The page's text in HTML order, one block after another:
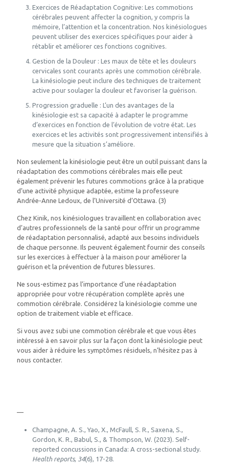
Exercices de Réadaptation Cognitive: Les commotions
cérébrales peuvent affecter la cognition, y compris la
mémoire, l’attention et la concentration. Nos kinésiologues
peuvent utiliser des exercices spécifiques pour aider à
rétablir et améliorer ces fonctions cognitives.
Gestion de la Douleur : Les maux de tête et les douleurs
cervicales sont courants après une commotion cérébrale.
La kinésiologie peut inclure des techniques de traitement
active pour soulager la douleur et favoriser la guérison.
Progression graduelle : L’un des avantages de la
kinésiologie est sa capacité à adapter le programme
d’exercices en fonction de l’évolution de votre état. Les
exercices et les activités sont progressivement intensifiés à
mesure que la situation s’améliore.
Non seulement la kinésiologie peut être un outil puissant dans la
réadaptation des commotions cérébrales mais elle peut
également prévenir les futures commotions grâce à la pratique
d’une activité physique adaptée, estime la professeure
Andrée‑Anne Ledoux, de l’Université d’Ottawa. (3)
Chez Kinik, nos kinésiologues travaillent en collaboration avec
d’autres professionnels de la santé pour offrir un programme
de réadaptation personnalisé, adapté aux besoins individuels
de chaque personne. Ils peuvent également fournir des conseils
sur les exercices à effectuer à la maison pour améliorer la
guérison et la prévention de futures blessures.
Ne sous-estimez pas l’importance d’une réadaptation
appropriée pour votre récupération complète après une
commotion cérébrale. Considérez la kinésiologie comme une
option de traitement viable et efficace.
Si vous avez subi une commotion cérébrale et que vous êtes
intéressé à en savoir plus sur la façon dont la kinésiologie peut
vous aider à réduire les symptômes résiduels, n’hésitez pas à
nous contacter.
—
Champagne, A. S., Yao, X., McFaull, S. R., Saxena, S.,
Gordon, K. R., Babul, S., & Thompson, W. (2023). Self-
reported concussions in Canada: A cross-sectional study.
Health reports, 34(6), 17-28.